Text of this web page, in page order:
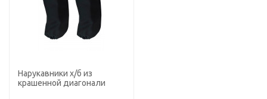
Нарукавники х/б из
крашенной диагонали